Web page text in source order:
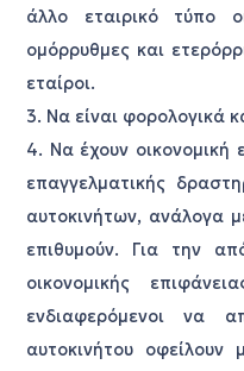
άλλο εταιρικό τύπο
ομόρρυθμες και
εταίροι.
3. Να είναι φορολογικά
4. Να έχουν οικονομική
επαγγελματικής
αυτοκινήτων, ανάλογα
επιθυμούν. Για την
οικονομικής
ενδιαφερόμενοι να
αυτοκινήτου